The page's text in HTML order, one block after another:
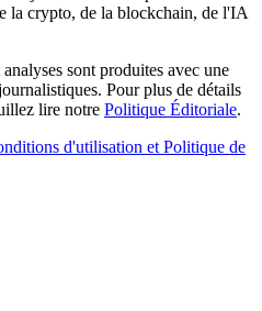
la crypto, de la blockchain, de l'IA
sont produites avec une
Pour plus de détails
lire notre Politique Éditoriale.
d'utilisation et Politique de